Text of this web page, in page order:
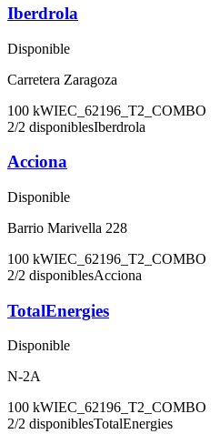
Iberdrola
Disponible
Carretera Zaragoza
100 kWIEC_62196_T2_COMBO
2/2 disponiblesIberdrola
Acciona
Disponible
Barrio Marivella 228
100 kWIEC_62196_T2_COMBO
2/2 disponiblesAcciona
TotalEnergies
Disponible
N-2A
100 kWIEC_62196_T2_COMBO
2/2 disponiblesTotalEnergies